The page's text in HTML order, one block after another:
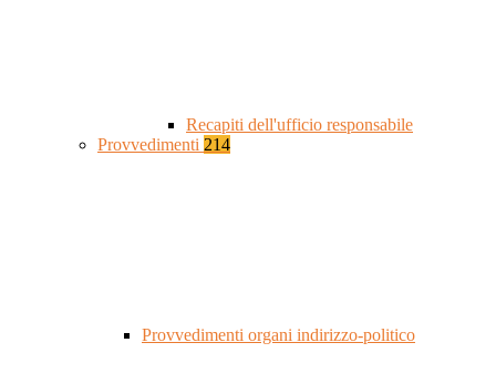
Recapiti dell'ufficio responsabile
Provvedimenti 214
Provvedimenti organi indirizzo-politico